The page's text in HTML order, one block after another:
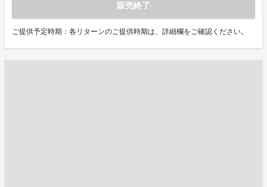
販売終了
ご提供予定時期：各リターンのご提供時期は、詳細欄をご確認ください。